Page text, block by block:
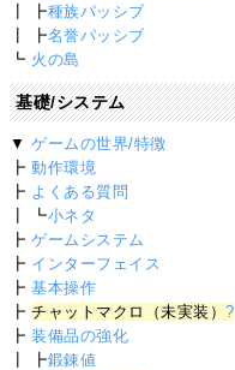
┃ ┣種族パッシブ
┃ ┣名誉パッシブ
┗ 火の島
基礎/システム
▼ゲームの世界/特徴
┣動作環境
┣ よくある質問
┃ ┗小ネタ
┣ゲームシステム
┣ インターフェイス
┣基本操作
┣チャットマクロ（未実装）?
┣装備品の強化
┃ ┣鍛錬値